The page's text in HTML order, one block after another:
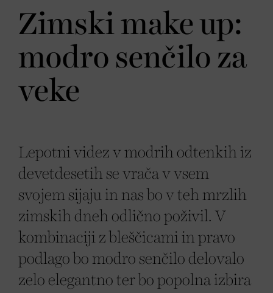
Zimski make up:
modro senčilo za
veke
Lepotni videz v modrih odtenkih iz
devetdesetih se vrača v vsem
svojem sijaju in nas bo v teh mrzlih
zimskih dneh odlično poživil. V
kombinaciji z bleščicami in pravo
podlago bo modro senčilo delovalo
zelo elegantno ter bo popolna izbira